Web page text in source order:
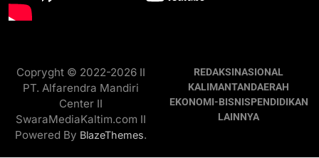
Copryght © 2022-2026 II
PT. Alfarendra Mandiri
Center II
SwaraMediaKaltim.com II
Powered By BlazeThemes.
REDAKSINASIONAL
KALIMANTANDAERAH
EKONOMI-BISNISPENDIDIKAN
LAINNYA